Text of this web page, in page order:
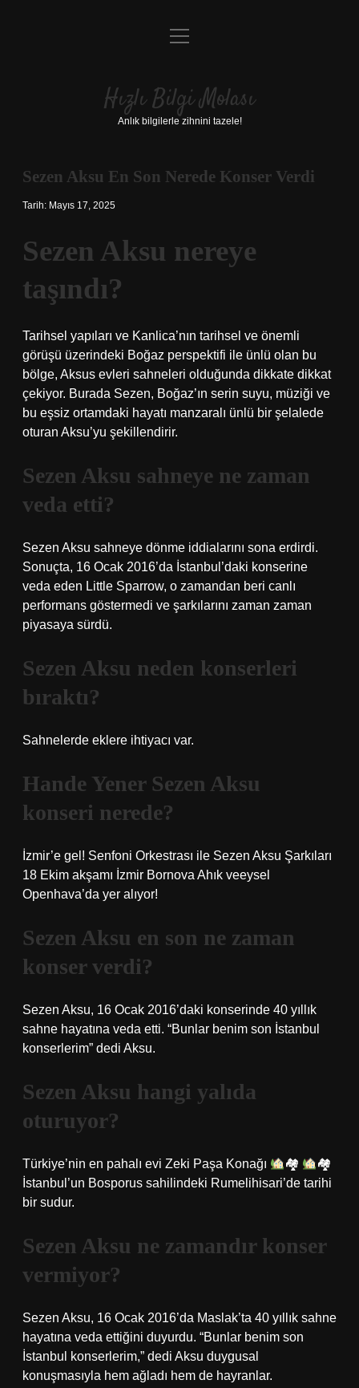
Anasayfa
Yasal Uyarı
menüyü
Hızlı Bilgi Molası
Anlık bilgilerle zihnini tazele!
Sezen Aksu En Son Nerede Konser Verdi
Tarih: Mayıs 17, 2025
Sezen Aksu nereye
taşındı?
Tarihsel yapıları ve Kanlica’nın tarihsel ve önemli
görüşü üzerindeki Boğaz perspektifi ile ünlü olan bu
bölge, Aksus evleri sahneleri olduğunda dikkate dikkat
çekiyor. Burada Sezen, Boğaz’ın serin suyu, müziği ve
bu eşsiz ortamdaki hayatı manzaralı ünlü bir şelalede
oturan Aksu’yu şekillendirir.
Sezen Aksu sahneye ne zaman
veda etti?
Sezen Aksu sahneye dönme iddialarını sona erdirdi.
Sonuçta, 16 Ocak 2016’da İstanbul’daki konserine
veda eden Little Sparrow, o zamandan beri canlı
performans göstermedi ve şarkılarını zaman zaman
piyasaya sürdü.
Sezen Aksu neden konserleri
bıraktı?
Sahnelerde eklere ihtiyacı var.
Hande Yener Sezen Aksu
konseri nerede?
İzmir’e gel! Senfoni Orkestrası ile Sezen Aksu Şarkıları
18 Ekim akşamı İzmir Bornova Ahık veeysel
Openhava’da yer alıyor!
Sezen Aksu en son ne zaman
konser verdi?
Sezen Aksu, 16 Ocak 2016’daki konserinde 40 yıllık
sahne hayatına veda etti. “Bunlar benim son İstanbul
konserlerim” dedi Aksu.
Sezen Aksu hangi yalıda
oturuyor?
Türkiye’nin en pahalı evi Zeki Paşa Konağı 🏘
🏘
İstanbul’un Bosporus sahilindeki Rumelihisari’de tarihi
bir sudur.
Sezen Aksu ne zamandır konser
vermiyor?
Sezen Aksu, 16 Ocak 2016’da Maslak’ta 40 yıllık sahne
hayatına veda ettiğini duyurdu. “Bunlar benim son
İstanbul konserlerim,” dedi Aksu duygusal
konuşmasıyla hem ağladı hem de hayranlar.